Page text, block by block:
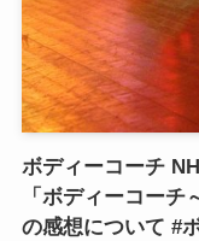
ボディーコーチ
「ボディーコー
の感想について #